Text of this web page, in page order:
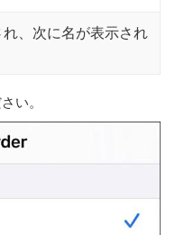
、次に名が表示され
い。